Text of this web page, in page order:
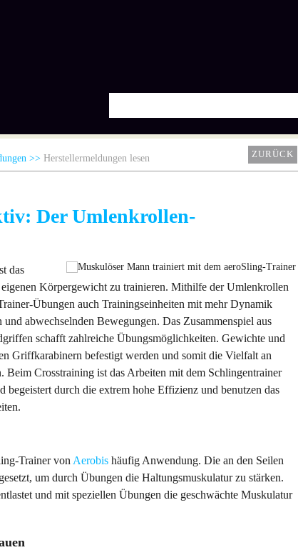
ZURÜCK
Herstellermeldungen lesen
Der Umlenkrollen-
das
Körpergewicht zu trainieren. Mithilfe der Umlenkrollen
Übungen auch Trainingseinheiten mit mehr Dynamik
abwechselnden Bewegungen. Das Zusammenspiel aus
schafft zahlreiche Übungsmöglichkeiten. Gewichte und
Griffkarabinern befestigt werden und somit die Vielfalt an
Beim Crosstraining ist das Arbeiten mit dem Schlingentrainer
begeistert durch die extrem hohe Effizienz und benutzen das
Trainer von Aerobis häufig Anwendung. Die an den Seilen
um durch Übungen die Haltungsmuskulatur zu stärken.
und mit speziellen Übungen die geschwächte Muskulatur